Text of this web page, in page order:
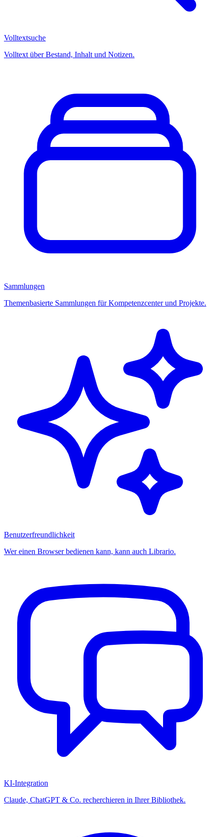
Volltextsuche
Volltext über Bestand, Inhalt und Notizen.
Sammlungen
Themenbasierte Sammlungen für Kompetenzcenter und Projekte.
Benutzerfreundlichkeit
Wer einen Browser bedienen kann, kann auch Librario.
KI-Integration
Claude, ChatGPT & Co. recherchieren in Ihrer Bibliothek.